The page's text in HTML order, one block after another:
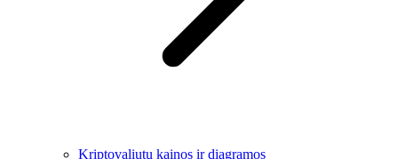
Kriptovaliutų kainos ir diagramos